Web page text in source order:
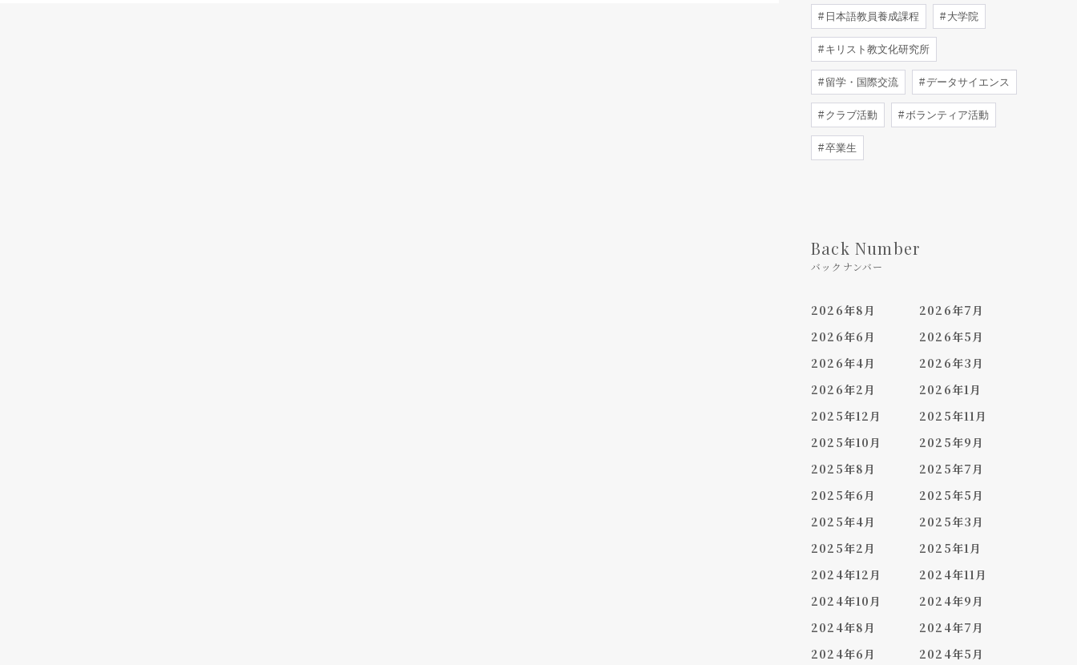
日本語教員養成課程 大学院
キリスト教文化研究所
留学・国際交流 データサイエンス
クラブ活動 ボランティア活動
卒業生
Back Number
バックナンバー
2026年8月
2026年7月
2026年6月
2026年5月
2026年4月
2026年3月
2026年2月
2026年1月
2025年12月
2025年11月
2025年10月
2025年9月
2025年8月
2025年7月
2025年6月
2025年5月
2025年4月
2025年3月
2025年2月
2025年1月
2024年12月
2024年11月
2024年10月
2024年9月
2024年8月
2024年7月
2024年6月
2024年5月